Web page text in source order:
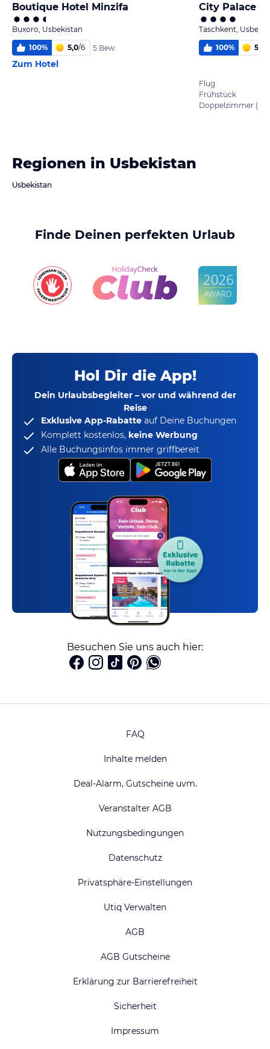
Boutique Hotel Minzifa
Buxoro, Usbekistan
100% 5,0/6 5 Bew.
Zum Hotel
City Palace
Taschkent,
100% 5,9
Flug
Frühstück
Doppelzimmer (2
Regionen in Usbekistan
Usbekistan
Finde Deinen perfekten Urlaub
Hol Dir die App!
Dein Urlaubsbegleiter – vor und während der
Reise
Exklusive App-Rabatte auf Deine Buchungen
Komplett kostenlos, keine Werbung
Alle Buchungsinfos immer griffbereit
Besuchen Sie uns auch hier:
FAQ
Inhalte melden
Deal-Alarm, Gutscheine uvm.
Veranstalter AGB
Nutzungsbedingungen
Datenschutz
Privatsphäre-Einstellungen
Utiq Verwalten
AGB
AGB Gutscheine
Erklärung zur Barrierefreiheit
Sicherheit
Impressum